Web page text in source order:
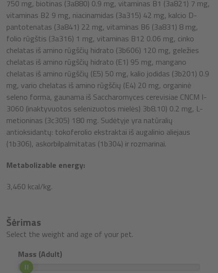
750 mg, biotinas (3a880) 0.9 mg, vitaminas B1 (3a821) 7 mg,
vitaminas B2 9 mg, niacinamidas (3a315) 42 mg, kalcio D-
pantotenatas (3a841) 22 mg, vitaminas B6 (3a831) 8 mg,
folio rūgštis (3a316) 1 mg, vitaminas B12 0.06 mg, cinko
chelatas iš amino rūgščių hidrato (3b606) 120 mg, geležies
chelatas iš amino rūgščių hidrato (E1) 95 mg, mangano
chelatas iš amino rūgščių (E5) 50 mg, kalio jodidas (3b201) 0.9
mg, vario chelatas iš amino rūgščių (E4) 20 mg, organinė
seleno forma, gaunama iš Saccharomyces cerevisiae CNCM I-
3060 (inaktyvuotos selenizuotos mielės) 3b8.10) 0.2 mg, L-
metioninas (3c305) 180 mg. Sudėtyje yra natūralių
antioksidantų: tokoferolio ekstraktai iš augalinio aliejaus
(1b306), askorbilpalmitatas (1b304) ir rozmarinai.
Metabolizable energy:
3,460 kcal/kg.
Šėrimas
Select the weight and age of your pet.
Mass (Adult)